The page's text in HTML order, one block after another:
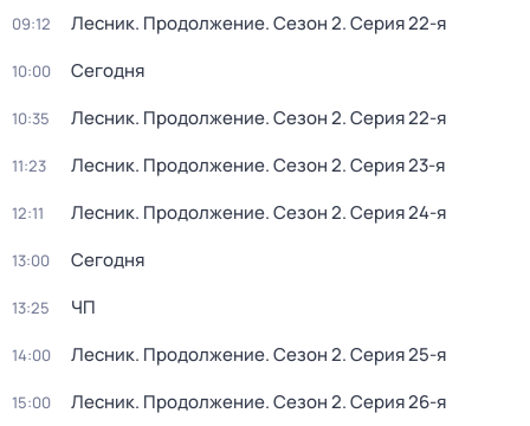
09:12 Лесник. Продолжение. Сезон 2. Серия 22-я
10:00 Сегодня
10:35 Лесник. Продолжение. Сезон 2. Серия 22-я
11:23 Лесник. Продолжение. Сезон 2. Серия 23-я
12:11 Лесник. Продолжение. Сезон 2. Серия 24-я
13:00 Сегодня
13:25 ЧП
14:00 Лесник. Продолжение. Сезон 2. Серия 25-я
15:00 Лесник. Продолжение. Сезон 2. Серия 26-я